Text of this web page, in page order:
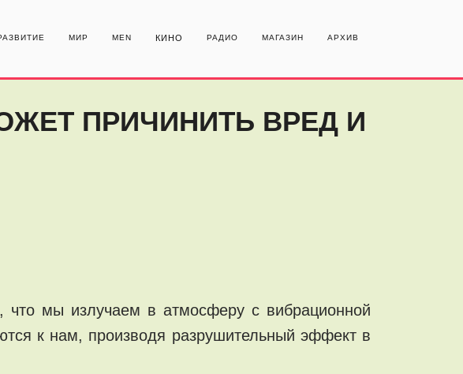
МИР MEN КИНО РАДИО МАГАЗИН АРХИВ
ПРИЧИНИТЬ ВРЕД И
что мы излучаем в атмосферу с вибрационной
к нам, производя разрушительный эффект в